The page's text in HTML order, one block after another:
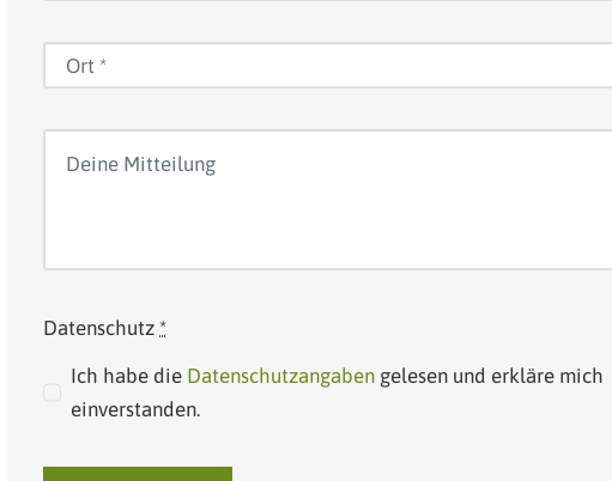
Datenschutz *
Ich habe die Datenschutzangabengelesen und erkläre mich
einverstanden.